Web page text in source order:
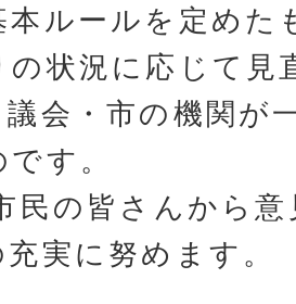
本ルールを定めた
の状況に応じて見
議会・市の機関が
す。
民の皆さんから
実に努めます。